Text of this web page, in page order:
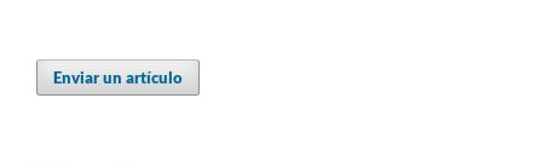
Enviar un artículo